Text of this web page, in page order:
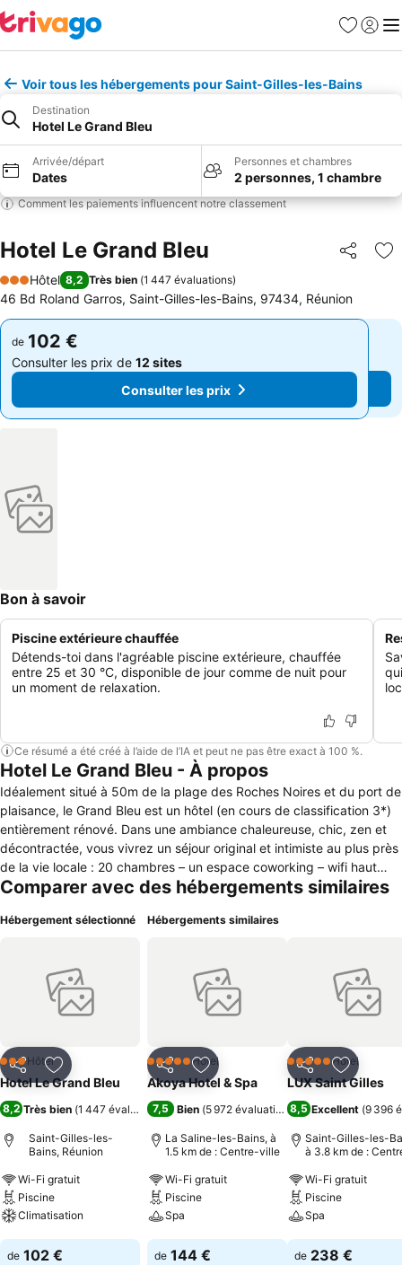
Favoris
Se
Voir tous les hébergements pour Saint-Gilles-les-Bains
Destination
Hotel Le Grand Bleu
Arrivée/départ
Dates
Personnes et chambres
2 personnes, 1 chambre
Comment les paiements influencent notre classement
Hotel Le Grand Bleu Partager
3 Étoiles
Hôtel 8,2 Très bien (1 447 évaluations)
46 Bd Roland Garros, Saint-Gilles-les-Bains, 97434, Réunion
de 102 €
Consulter les prix de 12 sites
Consulter les prix
de 102 €
Consulter les prix de 12 sites
Consulter les prix
Bon à savoir
Piscine extérieure chauffée
Détends-toi dans l'agréable piscine extérieure, chauffée
entre 25 et 30 °C, disponible de jour comme de nuit pour
un moment de relaxation.
Ce résumé a été créé à l’aide de l’IA et peut ne pas être exact à 100 %.
Hotel Le Grand Bleu - À propos
Idéalement situé à 50m de la plage des Roches Noires et du port de
plaisance, le Grand Bleu est un hôtel (en cours de classification 3*)
entièrement rénové. Dans une ambiance chaleureuse, chic, zen et
décontractée, vous vivrez un séjour original et intimiste au plus près
de la vie locale : 20 chambres – un espace coworking – wifi haut
débit - un restaurant ouvert 7 jours sur 7 (des produits frais en
et authentique – un bar ouvert 24h/24 – une piscine - un parking
Comparer avec des hébergements similaires
Hébergement sélectionné
PartagerAjouter à mes favoris
3 ÉtoilesHôtel
Hotel Le Grand Bleu
8,2 Très bien (1 447 évaluations)
Saint-Gilles-les-
Bains, Réunion
Wi-Fi gratuit
Piscine
Climatisation
Consulter les prix
de 102 €
Hébergements similaires
PartagerAjouter à mes favoris
5 Étoiles Hôtel
Akoya Hotel & Spa
7,5 Bien (5 972 évaluations)
La Saline-les-Bains, à
1.5 km de : Centre-ville
Wi-Fi gratuit
Piscine
Spa
Consulter les prix
de 144 €
PartagerAjouter
5 Étoiles Hôtel
LUX Saint Gilles
8,5 Excellent (9 396
Saint-Gilles-les-
à 3.8 km de :
Wi-Fi gratuit
Piscine
Spa
Consulter les
de 238 €